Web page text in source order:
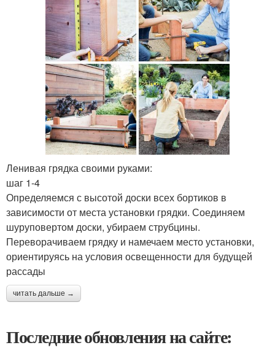
Ленивая грядка своими руками:
шаг 1-4
Определяемся с высотой доски всех бортиков в
зависимости от места установки грядки. Соединяем
шуруповертом доски, убираем струбцины.
Переворачиваем грядку и намечаем место установки,
ориентируясь на условия освещенности для будущей
рассады
читать дальше →
Последние обновления на сайте: